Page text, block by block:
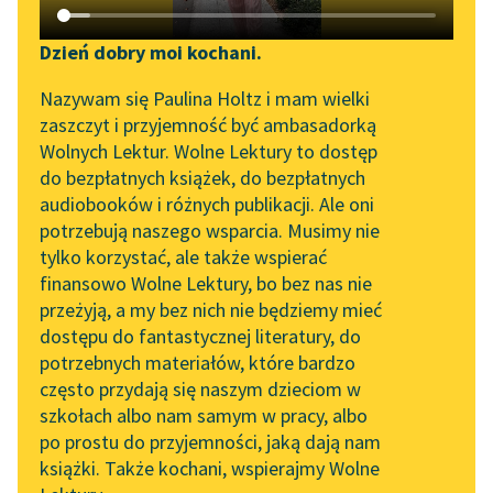
Katalog DAISY
Podkasty o książkach
Zgłoś brak utworu
Aktualności
„Prokurator Alicja Horn”
do słuchania
Byliśmy częścią AI Impact
Lab
Zapraszamy na spotkanie
online z tłumaczkami
literatury skandynawskiej
Spotkanie z Katarzyną
Tunkiel w Oslo
102. lata temu zmarł
Joseph Conrad
Narzędzia
Mapa Wolnych Lektur
Leśmianator
Przewodnik dla piszących i
czytających
API
OAI-PMH
Widget Wolnych Lektur
Przypisy
Dzień dobry moi kochani.
Nazywam się Paulina Holtz i mam wielki
zaszczyt i przyjemność być ambasadorką
Wolnych Lektur. Wolne Lektury to dostęp
do bezpłatnych książek, do bezpłatnych
audiobooków i różnych publikacji. Ale oni
potrzebują naszego wsparcia. Musimy nie
tylko korzystać, ale także wspierać
finansowo Wolne Lektury, bo bez nas nie
przeżyją, a my bez nich nie będziemy mieć
dostępu do fantastycznej literatury, do
potrzebnych materiałów, które bardzo
często przydają się naszym dzieciom w
szkołach albo nam samym w pracy, albo
po prostu do przyjemności, jaką dają nam
książki. Także kochani, wspierajmy Wolne
Sortuj:
powieści Stefana Grabińskiego